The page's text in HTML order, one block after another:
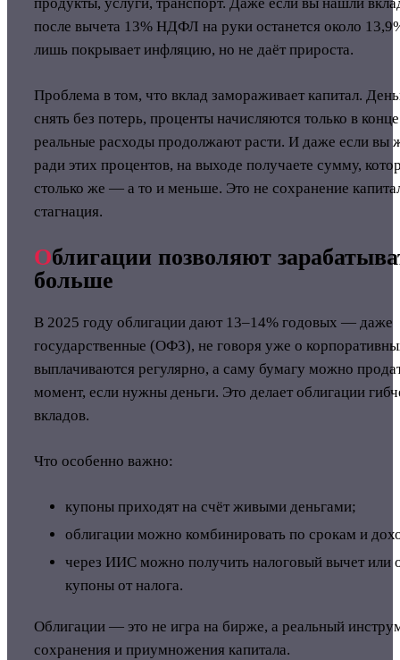
после вычета 13% НДФЛ на руки останется около
лишь покрывает инфляцию, но не даёт прироста.
Проблема в том, что вклад замораживает капитал.
снять без потерь, проценты начисляются только в
реальные расходы продолжают расти. И даже если вы
ради этих процентов, на выходе получаете сумму,
столько же — а то и меньше. Это не сохранение
стагнация.
Облигации позволяют
больше
В 2025 году облигации дают 13–14% годовых — даже
государственные (ОФЗ), не говоря уже о
выплачиваются регулярно, а саму бумагу можно
момент, если нужны деньги. Это делает облигации
вкладов.
Что особенно важно:
купоны приходят на счёт живыми деньгами;
облигации можно комбинировать по срокам и
через ИИС можно получить налоговый вычет или
купоны от налога.
Облигации — это не игра на бирже, а реальный
сохранения и приумножения капитала.